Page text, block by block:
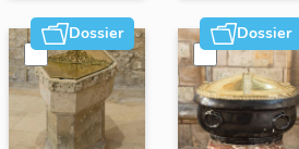
Dossier Dossier